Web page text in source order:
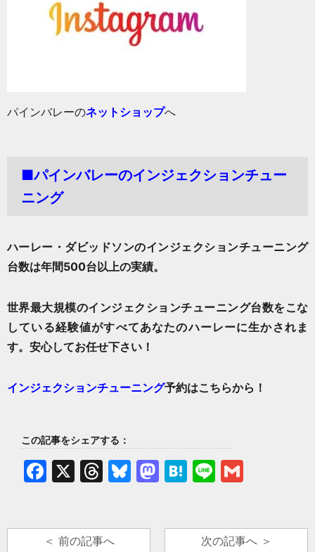
パインバレーのネットショップへ
■パインバレーのインジェクションチュー
ニング
ハーレー・ダビッドソンのインジェクションチューニング
台数は年間500台以上の実績。
世界最大規模のインジェクションチューニング台数をこな
している経験値がすべてあなたのハーレーに生かされま
す。安心してお任せ下さい！
インジェクションチューニング予約はこちらから！
この記事をシェアする：
Facebook
X Threads
Bluesky
Mastodon
Hatena
Line
＜ 前の記事へ 次の記事へ ＞